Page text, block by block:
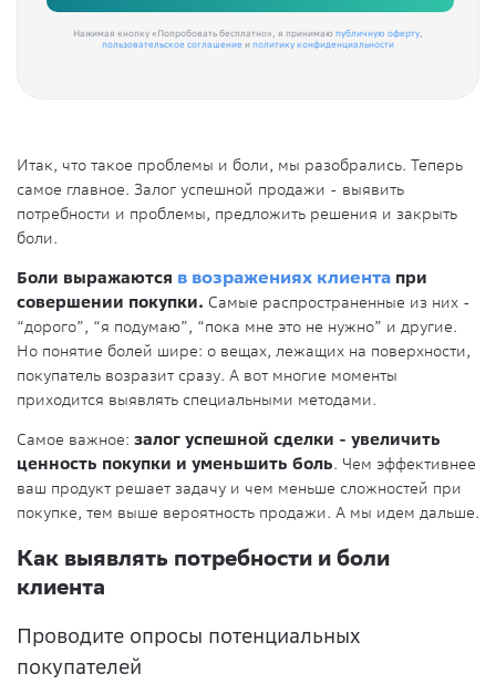
Нажимая кнопку «Попробовать бесплатно», я принимаю публичную оферту,
пользовательское соглашение и политику конфиденциальности
Итак, что такое проблемы и боли, мы разобрались. Теперь
самое главное. Залог успешной продажи - выявить
потребности и проблемы, предложить решения и закрыть
боли.
Боли выражаются в возражениях клиента при
совершении покупки. Самые распространенные из них -
“дорого”, “я подумаю”, “пока мне это не нужно” и другие.
Но понятие болей шире: о вещах, лежащих на поверхности,
покупатель возразит сразу. А вот многие моменты
приходится выявлять специальными методами.
Самое важное: залог успешной сделки - увеличить
ценность покупки и уменьшить боль. Чем эффективнее
ваш продукт решает задачу и чем меньше сложностей при
покупке, тем выше вероятность продажи. А мы идем дальше.
Как выявлять потребности и боли
клиента
Проводите опросы потенциальных
покупателей